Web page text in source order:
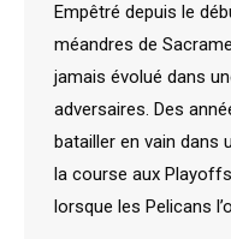
Empêtré depuis le
méandres de
jamais évolué dans
adversaires. Des
batailler en vain dans
la course aux
lorsque les Pelicans